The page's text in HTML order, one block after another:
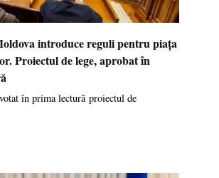
introduce reguli pentru piața
Proiectul de lege, aprobat în
în prima lectură proiectul de